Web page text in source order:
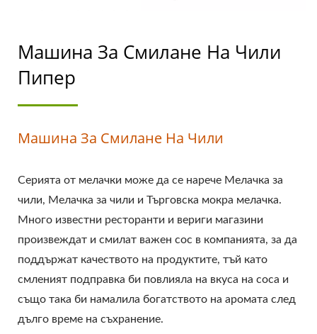
ПРОИЗВОДСТВОТО НА
АВТОМАТИЧНИ
МАШИНИ ЗА ТОФУ И
СОЕВО МЛЯКО С
БЕЗОПАСНОСТТА НА
ХРАНИТЕ.
Машина За Смилане На Чили
Пипер
Машина За Смилане На Чили
Серията от мелачки може да се нарече Мелачка за
чили, Мелачка за чили и Търговска мокра мелачка.
Много известни ресторанти и вериги магазини
произвеждат и смилат важен сос в компанията, за да
поддържат качеството на продуктите, тъй като
смленият подправка би повлияла на вкуса на соса и
също така би намалила богатството на аромата след
дълго време на съхранение.